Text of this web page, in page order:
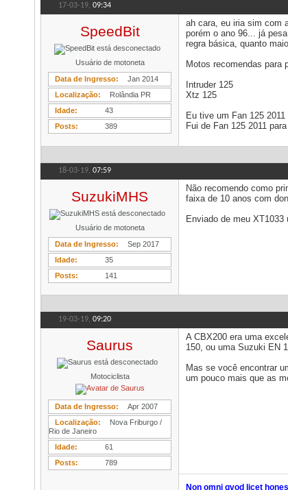
17-03-19, 09:34
SpeedBit
Usuário de motoneta
Data de Ingresso
Jan 2014
Localização
Rolândia PR
Idade
43
Posts
389
ah cara, eu iria sim com
porém o ano 96... já
regra básica, quanto
Motos recomendas para
Intruder 125
Xtz 125
Eu tive um Fan 125
Fui de Fan 125 2011
18-03-19, 07:59
SuzukiMHS
Usuário de motoneta
Data de Ingresso
Sep 2017
Idade
35
Posts
141
Não recomendo como
faixa de 10 anos com
Enviado de meu XT1033
19-03-19, 09:20
Saurus
Motociclista
Data de Ingresso
Apr 2007
Localização
Nova Friburgo /
Rio de Janeiro
Idade
61
Posts
789
A CBX200 era uma
150, ou uma Suzuki EN
Mas se você encontrar
um pouco mais que as
Non omni qvod licet